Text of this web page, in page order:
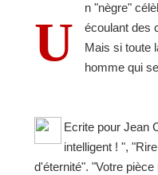
U
n "nègre"
écoulant des
Mais si toute
homme qui
Ecrite pour Jean
intelligent ! ",
d'éternité". "Votre